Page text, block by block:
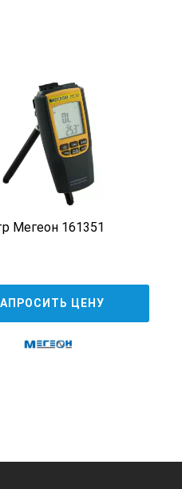
140×80×38
130
без предварительного
Мегеон 161351
ЦЕНУ